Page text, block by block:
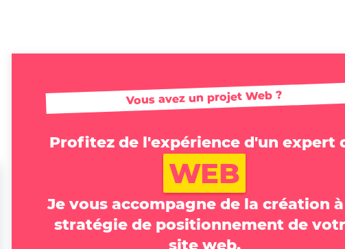
Vous avez un projet Web ?
Profitez de l'expérience d'un expert
WEB
Je vous accompagne de la création
stratégie de positionnement de